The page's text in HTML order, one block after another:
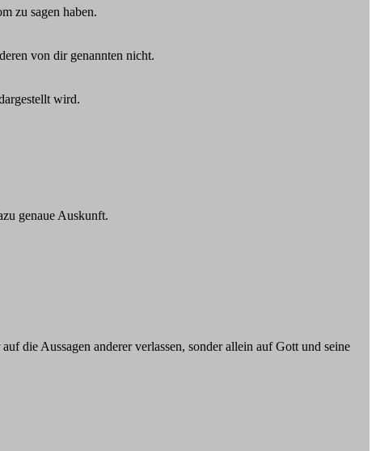
zu sagen haben.
von dir genannten nicht.
wird.
genaue Auskunft.
die Aussagen anderer verlassen, sonder allein auf Gott und seine